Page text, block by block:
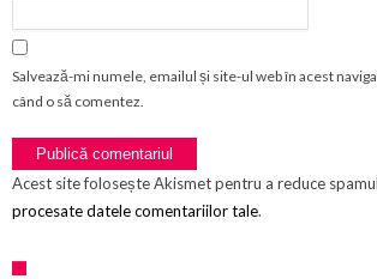
Salvează-mi numele, emailul și site-ul web în acest
când o să comentez.
Acest site folosește Akismet pentru a reduce
procesate datele comentariilor tale.